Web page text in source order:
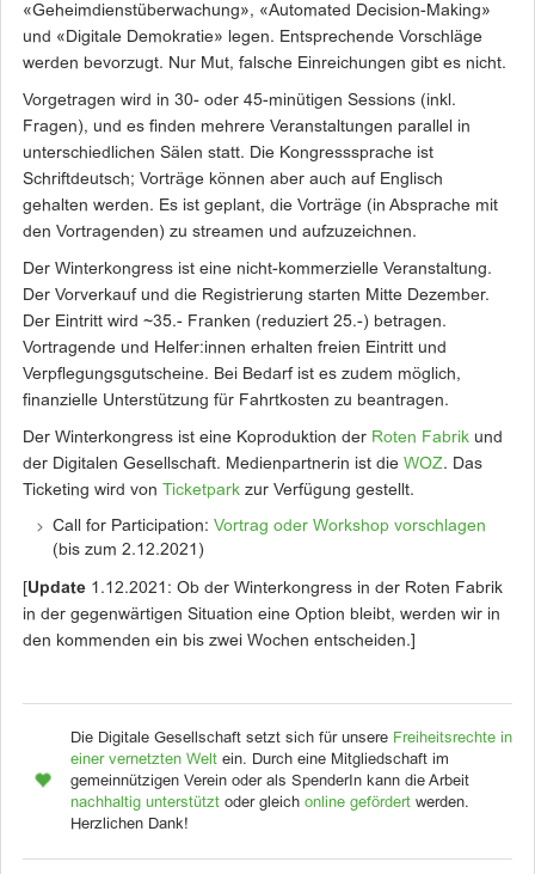
«Geheimdienstüberwachung», «Automated Decision-Making»
und «Digitale Demokratie» legen. Entsprechende Vorschläge
werden bevorzugt. Nur Mut, falsche Einreichungen gibt es nicht.
Vorgetragen wird in 30- oder 45-minütigen Sessions (inkl.
Fragen), und es finden mehrere Veranstaltungen parallel in
unterschiedlichen Sälen statt. Die Kongresssprache ist
Schriftdeutsch; Vorträge können aber auch auf Englisch
gehalten werden. Es ist geplant, die Vorträge (in Absprache mit
den Vortragenden) zu streamen und aufzuzeichnen.
Der Winterkongress ist eine nicht-kommerzielle Veranstaltung.
Der Vorverkauf und die Registrierung starten Mitte Dezember.
Der Eintritt wird ~35.- Franken (reduziert 25.-) betragen.
Vortragende und Helfer:innen erhalten freien Eintritt und
Verpflegungsgutscheine. Bei Bedarf ist es zudem möglich,
finanzielle Unterstützung für Fahrtkosten zu beantragen.
Der Winterkongress ist eine Koproduktion der Roten Fabrik und
der Digitalen Gesellschaft. Medienpartnerin ist die WOZ. Das
Ticketing wird von
Ticketpark zur Verfügung gestellt.
Call for Participation: Vortrag oder Workshop vorschlagen
(bis zum 2.12.2021)
Update 1.12.2021: Ob der Winterkongress in der Roten Fabrik
in der gegenwärtigen Situation eine Option bleibt, werden wir in
den kommenden ein bis zwei Wochen entscheiden.]
Die Digitale Gesellschaft setzt sich für unsere Freiheitsrechte in
einer vernetzten Welt ein. Durch eine Mitgliedschaft im
gemeinnützigen Verein oder als SpenderIn kann die Arbeit
nachhaltig unterstützt oder gleich online gefördert werden.
Herzlichen Dank!